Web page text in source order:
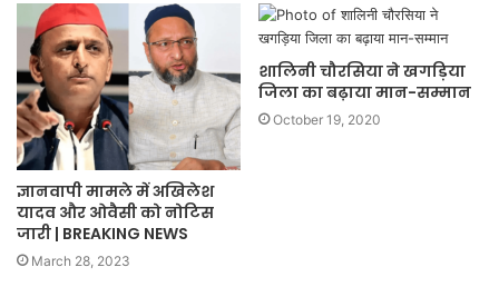
ज्ञानवापी मामले में अखिलेश
यादव और ओवैसी को नोटिस
जारी | BREAKING NEWS
March 28, 2023
शालिनी चौरसिया ने खगड़िया
जिला का बढ़ाया मान-सम्मान
October 19, 2020